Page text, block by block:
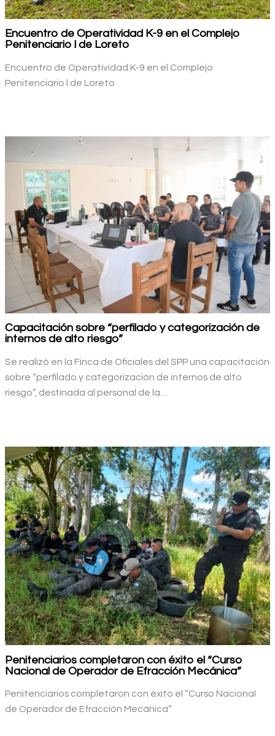
Encuentro de Operatividad K-9 en el Complejo
Penitenciario l de Loreto
Encuentro de Operatividad K-9 en el Complejo
Penitenciario l de Loreto
Capacitación sobre “perfilado y categorización de
internos de alto riesgo”
Se realizó en la Finca de Oficiales del SPP una capacitación
sobre “perfilado y categorización de internos de alto
riesgo”, destinada al personal de la…
Penitenciarios completaron con éxito el “Curso
Nacional de Operador de Efracción Mecánica”
Penitenciarios completaron con éxito el “Curso Nacional
de Operador de Efracción Mecánica”